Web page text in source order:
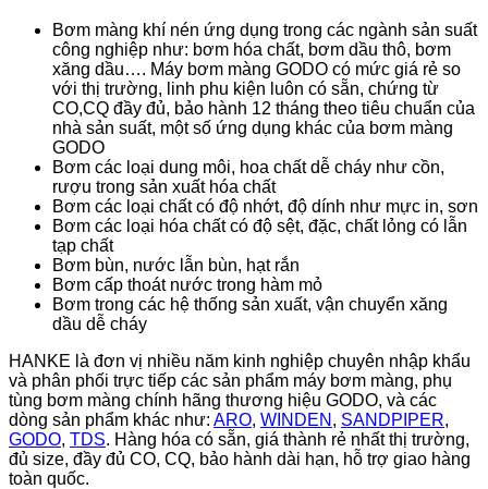
Bơm màng khí nén ứng dụng trong các ngành sản suất
công nghiệp như: bơm hóa chất, bơm dầu thô, bơm
xăng dầu…. Máy bơm màng GODO có mức giá rẻ so
với thị trường, linh phu kiện luôn có sẵn, chứng từ
CO,CQ đầy đủ, bảo hành 12 tháng theo tiêu chuẩn của
nhà sản suất, một số ứng dụng khác của bơm màng
GODO
Bơm các loại dung môi, hoa chất dễ cháy như cồn,
rượu trong sản xuất hóa chất
Bơm các loại chất có độ nhớt, độ dính như mực in, sơn
Bơm các loại hóa chất có độ sệt, đặc, chất lỏng có lẫn
tạp chất
Bơm bùn, nước lẫn bùn, hạt rắn
Bơm cấp thoát nước trong hàm mỏ
Bơm trong các hệ thống sản xuất, vận chuyển xăng
dầu dễ cháy
HANKE là đơn vị nhiều năm kinh nghiệp chuyên nhập khẩu
và phân phối trực tiếp các sản phẩm máy bơm màng, phụ
tùng bơm màng chính hãng thương hiệu GODO, và các
dòng sản phẩm khác như: ARO, WINDEN , SANDPIPER,
GODO, TDS. Hàng hóa có sẵn, giá thành rẻ nhất thị trường,
đủ size, đầy đủ CO, CQ, bảo hành dài hạn, hỗ trợ giao hàng
toàn quốc.